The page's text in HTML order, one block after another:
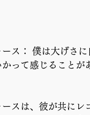
ス： 僕は大げさに
って感じることが
スは、彼が共にレ